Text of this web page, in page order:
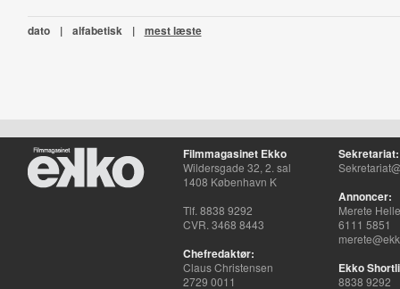
dato | alfabetisk | mest læste
Filmmagasinet Ekko
Wildersgade 32, 2. sal
1408 København K
Tlf. 8838 9292
CVR. 3468 8443
Chefredaktør:
Claus Christensen
2729 0011
Sekretariat:
Annoncer:
Merete
6111 5851
Ekko
8838 9292